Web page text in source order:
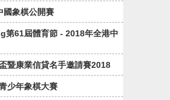
國象棋公開賽
第61屆體育節 - 2018年全港中
暨康業信貸名手邀請賽2018
少年象棋大賽